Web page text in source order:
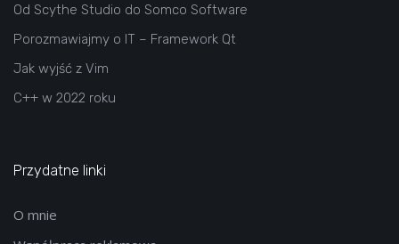
Od Scythe Studio do Somco Software
Porozmawiajmy o IT – Framework Qt
Jak wyjść z Vim
C++ w 2022 roku
Przydatne linki
O mnie